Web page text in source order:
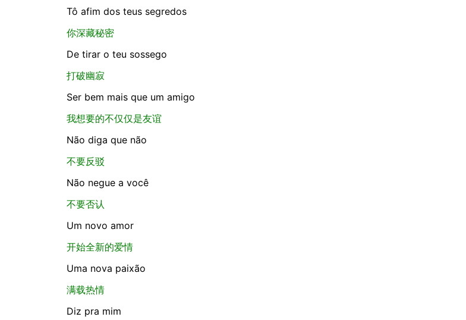
Tô afim dos teus segredos
你深藏秘密
De tirar o teu sossego
打破幽寂
Ser bem mais que um amigo
我想要的不仅仅是友谊
Não diga que não
不要反驳
Não negue a você
不要否认
Um novo amor
开始全新的爱情
Uma nova paixão
满载热情
Diz pra mim